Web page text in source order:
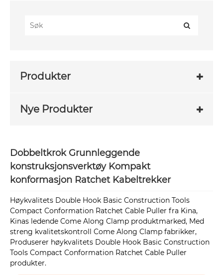
Produkter
Nye Produkter
Dobbeltkrok Grunnleggende
konstruksjonsverktøy Kompakt
konformasjon Ratchet Kabeltrekker
Høykvalitets Double Hook Basic Construction Tools
Compact Conformation Ratchet Cable Puller fra Kina,
Kinas ledende Come Along Clamp produktmarked, Med
streng kvalitetskontroll Come Along Clamp fabrikker,
Produserer høykvalitets Double Hook Basic Construction
Tools Compact Conformation Ratchet Cable Puller
produkter.